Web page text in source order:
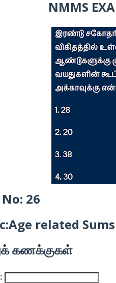
NMMS
26
related Sums
கணக்குகள்